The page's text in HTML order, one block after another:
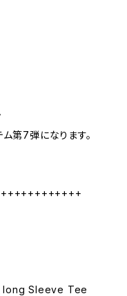
第7弾になります。
long Sleeve Tee